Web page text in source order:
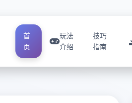
首
页
玩法
介绍
技巧
指南